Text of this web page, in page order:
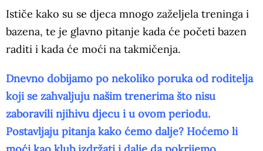
Ističe kako su se djeca mnogo zaželjela treninga i
bazena, te je glavno pitanje kada će početi bazen
raditi i kada će moći na takmičenja.
Dnevno dobijamo po nekoliko poruka od roditelja
koji se zahvaljuju našim trenerima što nisu
zaboravili njihivu djecu i u ovom periodu.
Postavljaju pitanja kako ćemo dalje? Hoćemo li